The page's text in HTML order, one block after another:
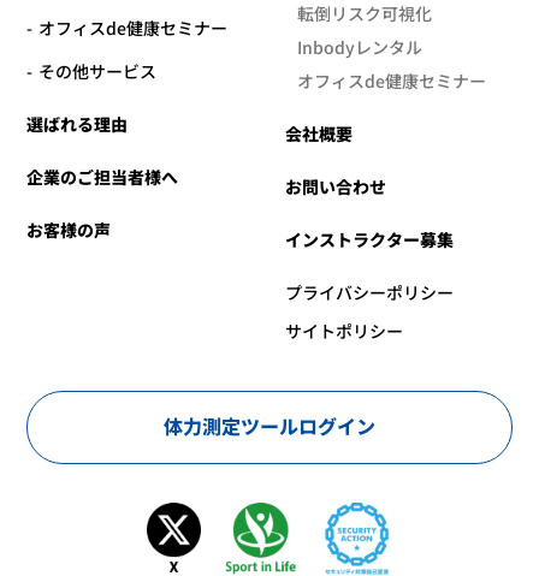
オフィスde健康セミナー
その他サービス
選ばれる理由
企業のご担当者様へ
お客様の声
転倒リスク可視化
Inbodyレンタル
オフィスde健康セミナー
会社概要
お問い合わせ
インストラクター募集
プライバシーポリシー
サイトポリシー
体力測定ツールログイン